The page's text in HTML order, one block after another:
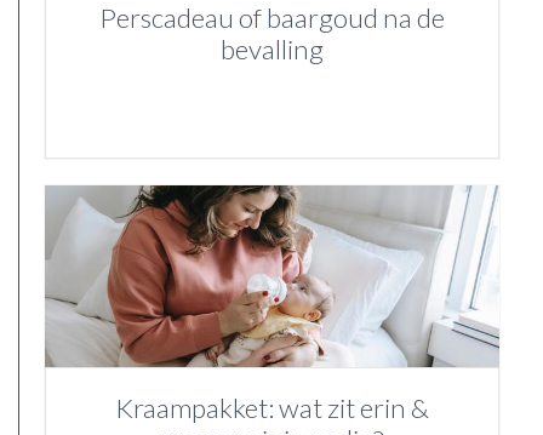
Perscadeau of baargoud na de
bevalling
Kraampakket: wat zit erin &